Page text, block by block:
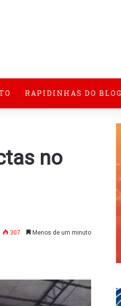
RAPIDINHAS DO BLOG
no
307 Menos de um minuto